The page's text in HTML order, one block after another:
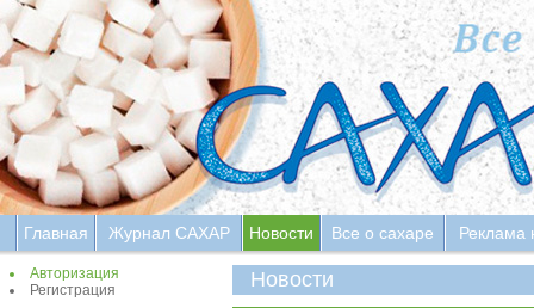
Главная Журнал САХАР Новости Все о сахаре Реклама
Авторизация
Регистрация
Новости